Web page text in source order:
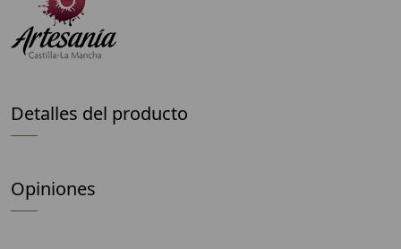
Detalles del producto
Opiniones